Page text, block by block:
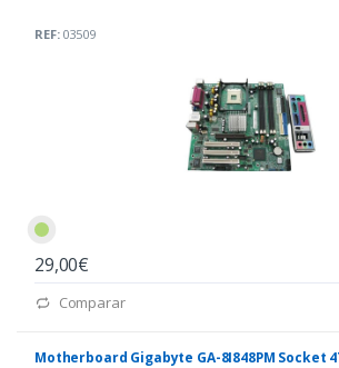
REF:03509
29,00€
Comparar
Motherboard Gigabyte GA-8I848PM Socket